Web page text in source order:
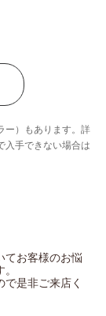
ー）もあります。詳
入手できない場合は
てお客様のお悩
是非ご来店く